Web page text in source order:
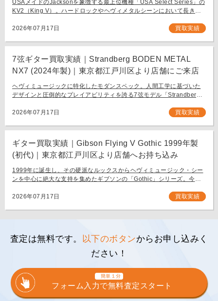
USAメイドのJacksonを象徴する最上位機種「USA Select Series」の
KV2（King V）。ハードロックやヘヴィメタルシーンにおいて長きに
[…]
2026年07月17日 買取実績
7弦ギター買取実績｜Strandberg BODEN METAL
NX7 (2024年製)｜東京都江戸川区より店舗にご来店
ヘヴィミュージックに特化したモダンスペック。人間工学に基づいた
デザインと圧倒的なプレイアビリティを誇る7弦モデル「Strandberg
タリスト […]
2026年07月17日 買取実績
ギター買取実績｜Gibson Flying V Gothic 1999年製
(初代)｜東京都江戸川区より店舗へお持ち込み
1999年に誕生し、その硬派なルックスからヘヴィミュージック・シー
ンを中心に絶大な支持を集めたギブソンの「Gothic」シリーズ。今回
[…]
2026年07月17日 買取実績
査定は無料です。 以下のボタンからお申し込みく
ださい！
簡単１分
フォーム入力で無料査定スタート